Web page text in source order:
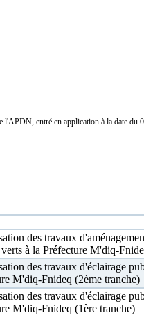
entré en application à la date du
des travaux
verts à la Préfecture M'diq-
des travaux d'éclairage
M'diq-Fnideq (2ème tranche)
des travaux d'éclairage
M'diq-Fnideq (1ère tranche)